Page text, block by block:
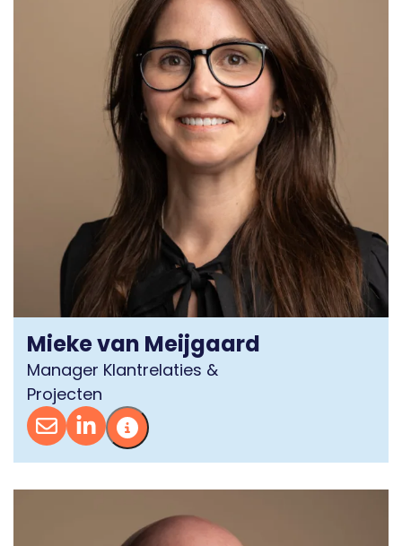
Mieke van Meijgaard
Manager Klantrelaties &
Projecten